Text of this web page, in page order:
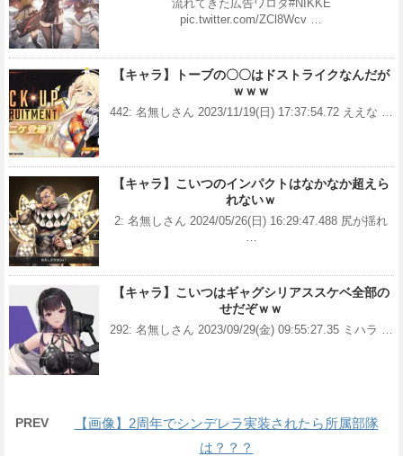
流れてきた広告ワロタ#NIKKE
pic.twitter.com/ZCl8Wcv …
【キャラ】トーブの〇〇はドストライクなんだが
ｗｗｗ
442: 名無しさん 2023/11/19(日) 17:37:54.72 ええな …
【キャラ】こいつのインパクトはなかなか超えら
れないｗ
2: 名無しさん 2024/05/26(日) 16:29:47.488 尻が揺れ
【キャラ】こいつはギャグシリアススケベ全部の
せだぞｗｗ
292: 名無しさん 2023/09/29(金) 09:55:27.35 ミハラ …
PREV
【画像】2周年でシンデレラ実装されたら所属部隊
は？？？